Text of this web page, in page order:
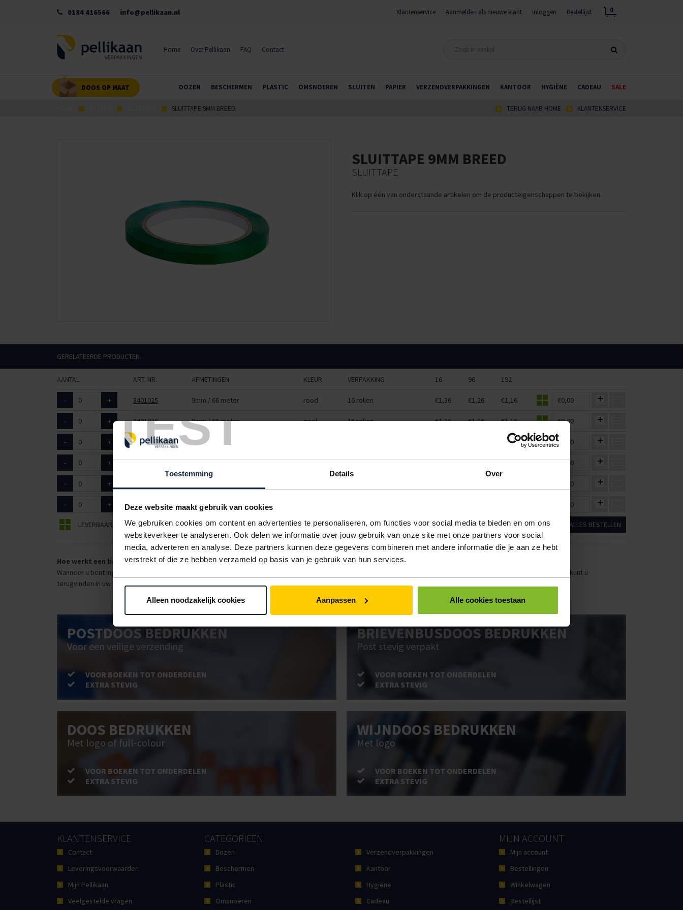
TEST
Toestemming Details Over
Deze website maakt gebruik van cookies
We gebruiken cookies om content en advertenties te personaliseren, om functies voor social media te bieden en om ons
websiteverkeer te analyseren. Ook delen we informatie over jouw gebruik van onze site met onze partners voor social
media, adverteren en analyse. Deze partners kunnen deze gegevens combineren met andere informatie die je aan ze hebt
verstrekt of die ze hebben verzameld op basis van je gebruik van hun services.
Alleen noodzakelijk cookies Aanpassen Alle cookies toestaan
0184 416566 info@pellikaan.nl Klantenservice Aanmelden als nieuwe klant Inloggen Bestellijst 0
Home Over Pellikaan FAQ Contact
DOZEN BESCHERMEN PLASTIC OMSNOEREN SLUITEN PAPIER VERZENDVERPAKKINGEN KANTOOR HYGIËNE CADEAU SALE
DOOS OP MAAT
SLUITTAPE 9MM BREED KLANTENSERVICE
TERUG NAAR HOME
SLUITTAPE 9MM BREED
SLUITTAPE
Klik op één van onderstaande artikelen om de producteigenschappen te bekijken.
GERELATEERDE PRODUCTEN
AANTAL ART. NR. AFMETINGEN KLEUR VERPAKKING 16 96 192
- + 8401025 9mm / 66 meter rood 16 rollen €1,36 €1,26 €1,16 €0,00
- + 8401026 9mm / 66 meter geel 16 rollen €1,36 €1,26 €1,16 €0,00
- + 8401027 9mm / 66 meter €1,16 €0,00
- + 8401028 9mm / 66 meter groen 16 rollen €1,36 €1,26 €1,16 €0,00
- + €0,00
- + 8401030 9mm / 66 meter €0,00
LEVERBAAR BEPERKT LEVERBAAR IN BESTELLING ALLES BESTELLEN
Hoe werkt een bestellijst?
Wanneer u bent ingelogd, kunt u een eigen bestellijst maken. Gebruik bestel- en offertelijsten om eenvoudig en snel producten te bestellen. Uw bestel- en offertelijsten kunt u
terugvinden in uw account. Dat pakt altijd goed uit voor uw administratie!
POSTDOOS BEDRUKKEN
Voor een veilige verzending
VOOR BOEKEN TOT ONDERDELEN
EXTRA STEVIG
BRIEVENBUSDOOS BEDRUKKEN
Post stevig verpakt
VOOR BOEKEN TOT ONDERDELEN
EXTRA STEVIG
DOOS BEDRUKKEN
Met logo of full-colour
VOOR BOEKEN TOT ONDERDELEN
EXTRA STEVIG
WIJNDOOS BEDRUKKEN
Met logo
VOOR BOEKEN TOT ONDERDELEN
EXTRA STEVIG
KLANTENSERVICE
Contact
Leveringsvoorwaarden
Mijn Pellikaan
Veelgestelde vragen
CATEGORIEËN
Dozen
Beschermen
Plastic
Omsnoeren
Verzendverpakkingen
Kantoor
Hygiëne
Cadeau
MIJN ACCOUNT
Mijn account
Bestellingen
Winkelwagen
Bestellijst